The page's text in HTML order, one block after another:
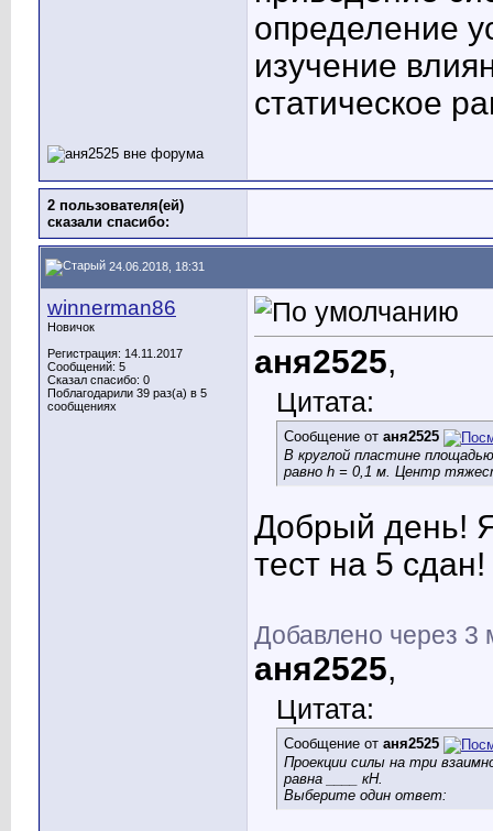
определение
изучение
статическое
2 пользователя(ей)
сказали cпасибо:
24.06.2018, 18:31
winnerman86
Новичок
Регистрация: 14.11.2017
Сообщений: 5
Сказал спасибо: 0
Поблагодарили 39 раз(а) в 5
сообщениях
аня2525,
Цитата:
Сообщение от аня2525
В круглой пластине
равно h = 0,1 м. Центр
Добрый день!
тест на 5 сдан!
Добавлено через 3
аня2525,
Цитата:
Сообщение от аня2525
Проекции силы на три
равна ____ кН.
Выберите один ответ: